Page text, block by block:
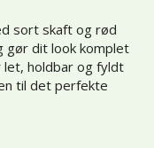
sort skaft og rød
dit look komplet
holdbar og fyldt
til det perfekte